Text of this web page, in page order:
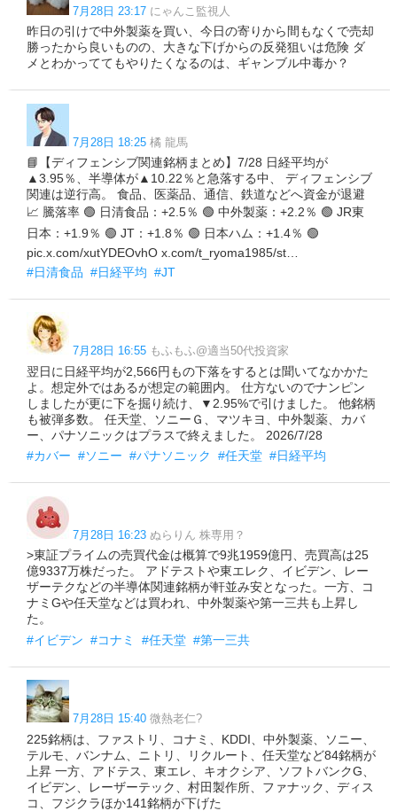
7月28日 23:17 にゃんこ監視人
昨日の引けで中外製薬を買い、今日の寄りから間もなくで売却
勝ったから良いものの、大きな下げからの反発狙いは危険 ダ
メとわかっててもやりたくなるのは、ギャンブル中毒か？
7月28日 18:25 橘 龍馬
📘【ディフェンシブ関連銘柄まとめ】7/28 日経平均が
▲3.95％、半導体が▲10.22％と急落する中、 ディフェンシブ
関連は逆行高。 食品、医薬品、通信、鉄道などへ資金が退避
📈 騰落率 🟢 日清食品：+2.5％ 🟢 中外製薬：+2.2％ 🟢 JR東
日本：+1.9％ 🟢 JT：+1.8％ 🟢 日本ハム：+1.4％ 🟢
pic.x.com/xutYDEOvhO x.com/t_ryoma1985/st…
#日清食品 #日経平均 #JT
7月28日 16:55 もふもふ@適当50代投資家
翌日に日経平均が2,566円もの下落をするとは聞いてなかかた
よ。想定外ではあるが想定の範囲内。 仕方ないのでナンピン
しましたが更に下を掘り続け、▼2.95%で引けました。 他銘柄
も被弾多数。 任天堂、ソニーＧ、マツキヨ、中外製薬、カバ
ー、パナソニックはプラスで終えました。 2026/7/28
#カバー #ソニー #パナソニック #任天堂 #日経平均
7月28日 16:23 ぬらりん 株専用？
>東証プライムの売買代金は概算で9兆1959億円、売買高は25
億9337万株だった。 アドテストや東エレク、イビデン、レー
ザーテクなどの半導体関連銘柄が軒並み安となった。一方、コ
ナミGや任天堂などは買われ、中外製薬や第一三共も上昇し
た。
#イビデン #コナミ #任天堂 #第一三共
7月28日 15:40 微熱老仁?
225銘柄は、ファストリ、コナミ、KDDI、中外製薬、ソニー、
テルモ、バンナム、ニトリ、リクルート、任天堂など84銘柄が
上昇 一方、アドテス、東エレ、キオクシア、ソフトバンクG、
イビデン、レーザーテック、村田製作所、ファナック、ディス
コ、フジクラほか141銘柄が下げた